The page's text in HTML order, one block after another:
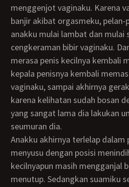
menggenjot vaginaku. Karena
banjir akibat orgasmeku, pelan-
anakku mulai lambat dan mulai
cengkeraman bibir vaginaku.
merasa penis kecilnya kembali
kepala penisnya kembali
vaginaku, sampai akhirnya
karena kelihatan sudah bosan
yang sangat lama dia lakukan
seumuran dia.
Anakku akhirnya terlelap dalam pelukanku sambil
menyusu dengan posisi
kecilnyapun masih mengganjal
menutup. Sedangkan suamiku